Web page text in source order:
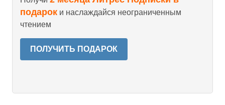
подарок и наслаждайся неограниченным
чтением
ПОЛУЧИТЬ ПОДАРОК